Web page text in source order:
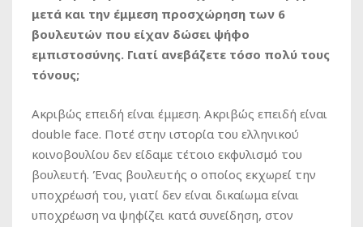
μετά και την έμμεση προσχώρηση των 6
βουλευτών που είχαν δώσει ψήφο
εμπιστοσύνης. Γιατί ανεβάζετε τόσο πολύ τους
τόνους;
Ακριβώς επειδή είναι έμμεση. Ακριβώς επειδή είναι
double face. Ποτέ στην ιστορία του ελληνικού
κοινοβουλίου δεν είδαμε τέτοιο εκφυλισμό του
βουλευτή. Ένας βουλευτής ο οποίος εκχωρεί την
υποχρέωσή του, γιατί δεν είναι δικαίωμα είναι
υποχρέωση να ψηφίζει κατά συνείδηση, στον